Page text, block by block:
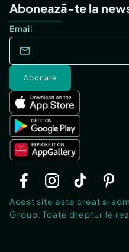
Abonează-te la
Email
Abonare
Acest site este creat si
Group. Toate drepturile